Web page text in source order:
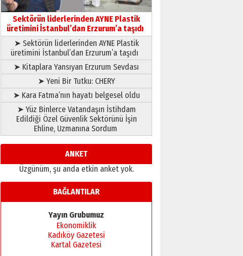
Bir fotoğraf, bir şehir, bir
gazeteci… Dizginler kimin
elinde?
31 Mart 2026 Salı
A. Berhan Yılmaz
BİR BÖLÜM DEĞİL, BİR ÖMÜR
SEÇİYORSUNUZ… “NEDEN
ATATÜRK ÜNİVERSİTESİ?”
28 Temmuz 2026 Salı
Ahmet Gökhan YAZICI
Ahmed Yesevi’den bir
Alperen… ”Reisimiz” idi…
Hakka yürüdü.!
26 Mart 2026 Perşembe
Ardında bıraktığı hatıralarıyla
13 Mayıs 2026 Çarşamba
Esat BİNDESEN
TRT’NİN BÖLGEYE AÇILAN SESİ
09 Ağustos 2026 Pazar
Sektörün liderlerinden AYNE Plastik
üretimini İstanbul’dan Erzurum’a taşıdı
➤ Sektörün liderlerinden AYNE Plastik
üretimini İstanbul’dan Erzurum’a taşıdı
➤ Kitaplara Yansıyan Erzurum Sevdası
➤ Yeni Bir Tutku: CHERY
➤ Kara Fatma’nın hayatı belgesel oldu
➤ Yüz Binlerce Vatandaşın İstihdam
Edildiği Özel Güvenlik Sektörünü İşin
Ehline, Uzmanına Sordum
ANKET
Üzgünüm, şu anda etkin anket yok.
BAĞLANTILAR
Yayın Grubumuz
Ekonomiklik
Kadıköy Gazetesi
Kartal Gazetesi